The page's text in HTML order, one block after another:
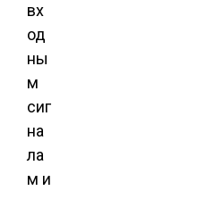
вх
од
ны
м
сиг
на
ла
м и